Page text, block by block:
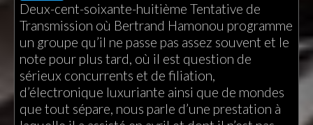
Deux-cent-soixante-huitième Tentative de
Transmission où Bertrand Hamonou programme
un groupe qu’il ne passe pas assez souvent et le
note pour plus tard, où il est question de
sérieux concurrents et de filiation,
d’électronique luxuriante ainsi que de mondes
que tout sépare, nous parle d’une prestation à